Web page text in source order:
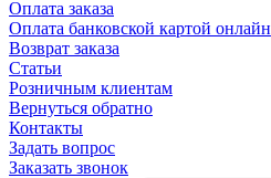
Оплата заказа
Оплата банковской картой онлайн
Возврат заказа
Статьи
Розничным клиентам
Вернуться обратно
Контакты
Задать вопрос
Заказать звонок